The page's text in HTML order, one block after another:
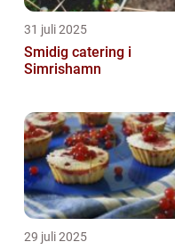
31 juli 2025
Smidig catering i
Simrishamn
29 juli 2025